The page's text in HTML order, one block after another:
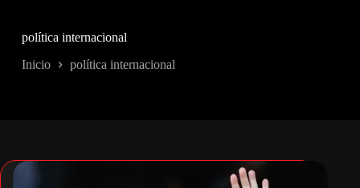
política internacional
Inicio política internacional